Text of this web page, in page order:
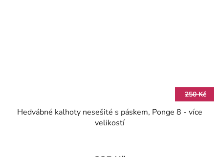
250 Kč
Hedvábné kalhoty nesešité s páskem, Ponge 8 - více
velikostí